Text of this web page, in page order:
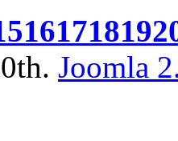
16171819
Joomla